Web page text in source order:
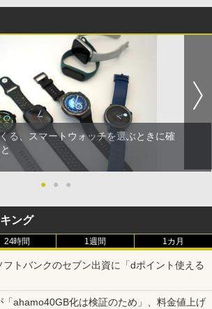
る、スマートウォッチを選ぶときに確
● ● ●
ング
24時間 1週間 1カ月
トバンクのセブン出資に「dポイント使える
「ahamo40GB化は検証のため」、料金値上げ